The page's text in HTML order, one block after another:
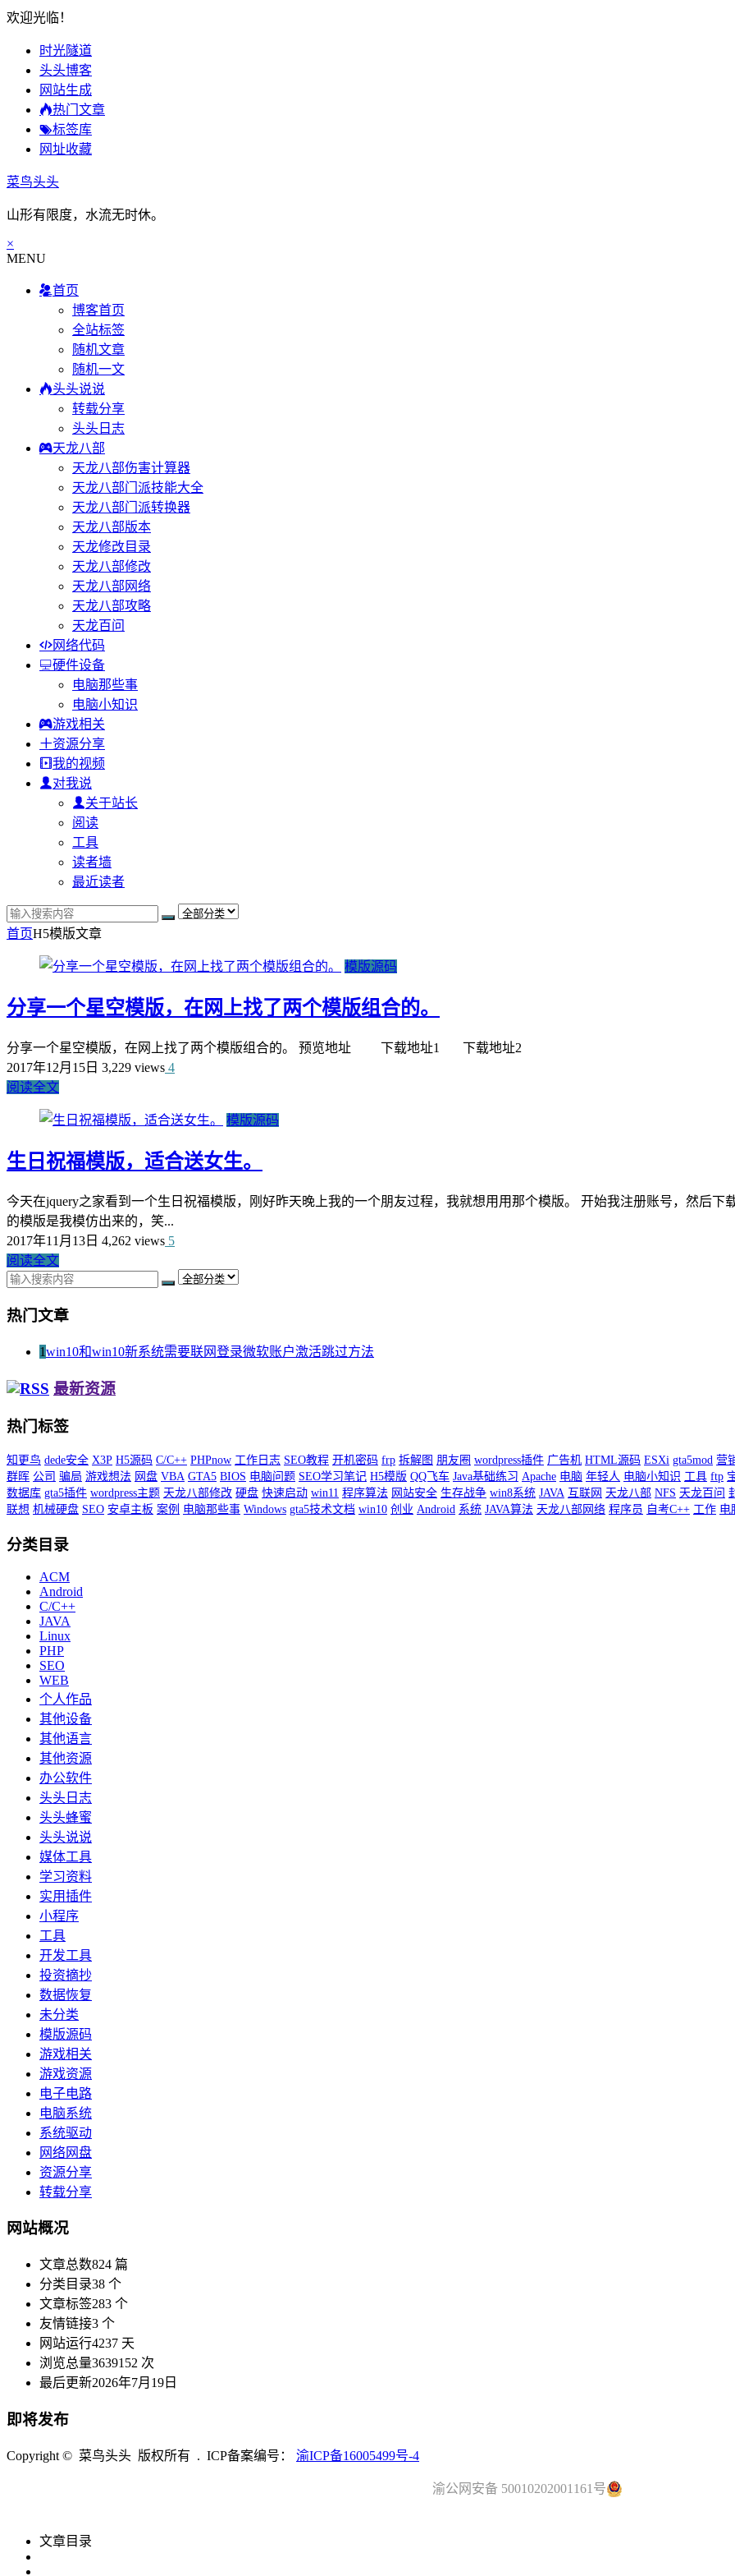
欢迎光临！
时光隧道
头头博客
网站生成
热门文章
标签库
网址收藏
菜鸟头头
山形有限度，水流无时休。
×
MENU
首页
博客首页
全站标签
随机文章
随机一文
头头说说
转载分享
头头日志
天龙八部
天龙八部伤害计算器
天龙八部门派技能大全
天龙八部门派转换器
天龙八部版本
天龙修改目录
天龙八部修改
天龙八部网络
天龙八部攻略
天龙百问
网络代码
硬件设备
电脑那些事
电脑小知识
游戏相关
资源分享
我的视频
对我说
关于站长
阅读
工具
读者墙
最近读者
首页H5模版文章
模版源码
分享一个星空模版，在网上找了两个模版组合的。
分享一个星空模版，在网上找了两个模版组合的。 预览地址 下载地址1 下载地址2
2017年12月15日 3,229 views 4
阅读全文
模版源码
生日祝福模版，适合送女生。
今天在jquery之家看到一个生日祝福模版，刚好昨天晚上我的一个朋友过程，我就想用用那个模版。 开始我注册账号，然后
的模版是我模仿出来的，笑...
2017年11月13日 4,262 views 5
阅读全文
热门文章
1win10和win10新系统需要联网登录微软账户激活跳过方法
最新资源
热门标签
知更鸟 dede安全 X3P H5源码 C/C++ PHPnow 工作日志 SEO教程 开机密码 frp 拆解图 朋友圈 wordpress插件 广告机 HTML源码 ESXi gta5mod 营
群晖 公司 骗局 游戏想法 网盘 VBA GTA5 BIOS 电脑问题 SEO学习笔记 H5模版 QQ飞车 Java基础练习 Apache 电脑 年轻人 电脑小知识 工具 ftp
数据库 gta5插件 wordpress主题 天龙八部修改 硬盘 快速启动 win11 程序算法 网站安全 生存战争 win8系统 JAVA 互联网 天龙八部 NFS 天龙百问
联想 机械硬盘 SEO 安卓主板 案例 电脑那些事 Windows gta5技术文档 win10 创业 Android 系统 JAVA算法 天龙八部网络 程序员 自考C++ 工作 电
分类目录
ACM
Android
C/C++
JAVA
Linux
PHP
SEO
WEB
个人作品
其他设备
其他语言
其他资源
办公软件
头头日志
头头蜂蜜
头头说说
媒体工具
学习资料
实用插件
小程序
工具
开发工具
投资摘抄
数据恢复
未分类
模版源码
游戏相关
游戏资源
电子电路
电脑系统
系统驱动
网络网盘
资源分享
转载分享
网站概况
文章总数824 篇
分类目录38 个
文章标签283 个
友情链接3 个
网站运行4237 天
浏览总量3639152 次
最后更新2026年7月19日
即将发布
Copyright © 菜鸟头头 版权所有 . ICP备案编号： 渝ICP备16005499号-4
渝公网安备 50010202001161号
文章目录